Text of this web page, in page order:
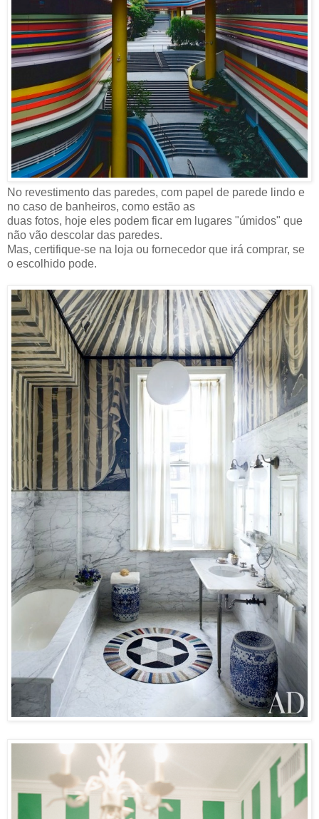
No revestimento das paredes, com papel de parede lindo e
no caso de banheiros, como estão as
duas fotos, hoje eles podem ficar em lugares "úmidos" que
não vão descolar das paredes.
Mas, certifique-se na loja ou fornecedor que irá comprar, se
o escolhido pode.